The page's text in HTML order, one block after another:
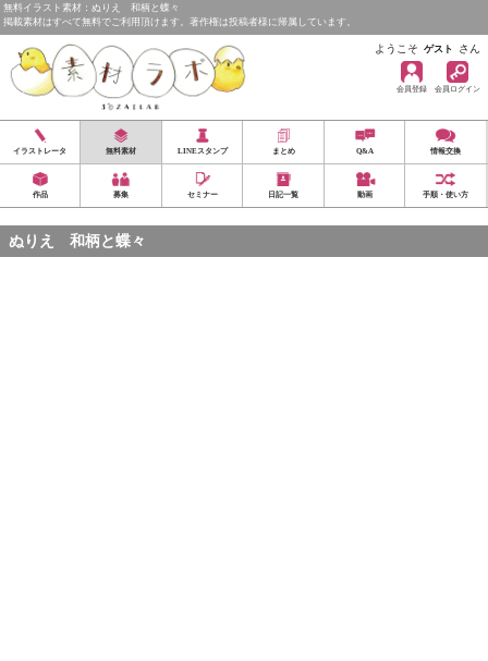
無料イラスト素材：ぬりえ 和柄と蝶々
掲載素材はすべて無料でご利用頂けます。著作権は投稿者様に帰属しています。
ようこそ ゲスト さん
会員登録 会員ログイン
イラストレータ 無料素材 LINEスタンプ まとめ Q&A 情報交換
作品 募集 セミナー 日記一覧 動画 手順・使い方
ぬりえ 和柄と蝶々